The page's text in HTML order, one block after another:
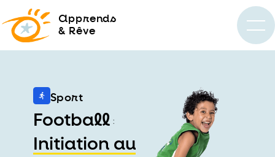
apprends
& Rêve
Sport
Football :
Initiation au